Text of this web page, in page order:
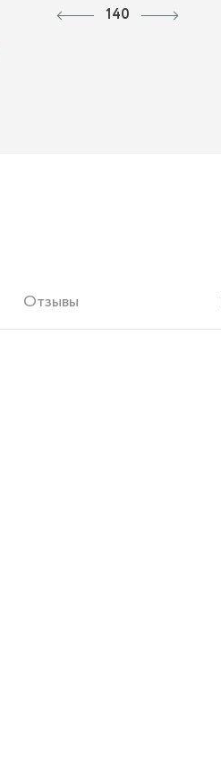
140
Отзывы